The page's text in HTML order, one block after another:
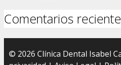
Comentarios
© 2026 Clínica Dental Isabel